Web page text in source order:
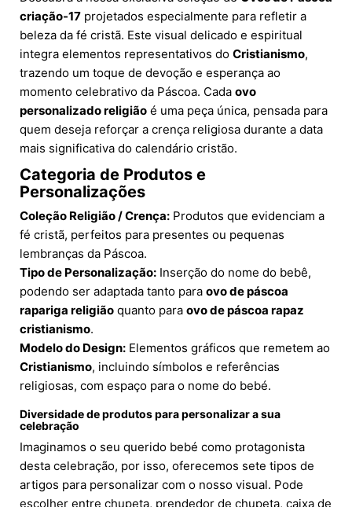
criação-17 projetados especialmente para refletir a
beleza da fé cristã. Este visual delicado e espiritual
integra elementos representativos do Cristianismo,
trazendo um toque de devoção e esperança ao
momento celebrativo da Páscoa. Cada ovo
personalizado religião é uma peça única, pensada para
quem deseja reforçar a crença religiosa durante a data
mais significativa do calendário cristão.
Categoria de Produtos e
Personalizações
Coleção Religião / Crença: Produtos que evidenciam a
fé cristã, perfeitos para presentes ou pequenas
lembranças da Páscoa.
Tipo de Personalização: Inserção do nome do bebê,
podendo ser adaptada tanto para ovo de páscoa
rapariga religião quanto para ovo de páscoa rapaz
cristianismo.
Modelo do Design: Elementos gráficos que remetem ao
Cristianismo, incluindo símbolos e referências
religiosas, com espaço para o nome do bebé.
Diversidade de produtos para personalizar a sua
celebração
Imaginamos o seu querido bebé como protagonista
desta celebração, por isso, oferecemos sete tipos de
artigos para personalizar com o nosso visual. Pode
escolher entre chupeta, prendedor de chupeta, caixa de